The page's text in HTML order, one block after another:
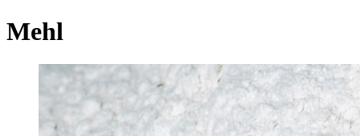
Mehl